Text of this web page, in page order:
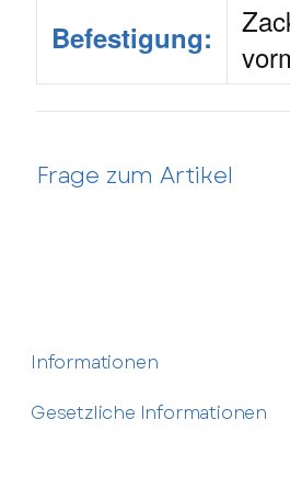
Befestigung:
Frage zum Artikel
Vorname
Informationen
Gesetzliche Informationen